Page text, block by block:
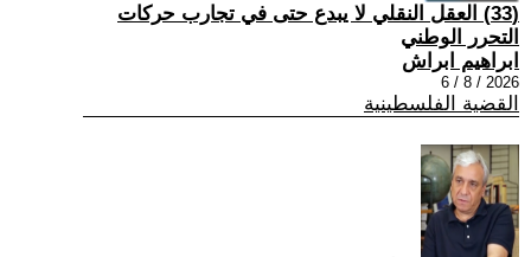
(33) العقل النقلي لا يبدع حتى في تجارب حركات
التحرر الوطني
ابراهيم ابراش
2026 / 8 / 6
القضية الفلسطينية